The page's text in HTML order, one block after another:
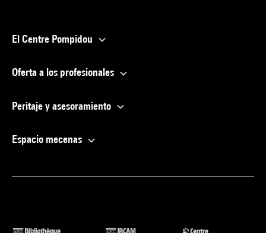
El Centre Pompidou
Oferta a los profesionales
Peritaje y asesoramiento
Espacio mecenas